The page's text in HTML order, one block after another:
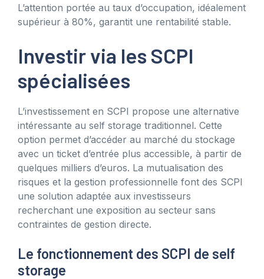
L’attention portée au taux d’occupation, idéalement
supérieur à 80%, garantit une rentabilité stable.
Investir via les SCPI
spécialisées
L’investissement en SCPI propose une alternative
intéressante au self storage traditionnel. Cette
option permet d’accéder au marché du stockage
avec un ticket d’entrée plus accessible, à partir de
quelques milliers d’euros. La mutualisation des
risques et la gestion professionnelle font des SCPI
une solution adaptée aux investisseurs
recherchant une exposition au secteur sans
contraintes de gestion directe.
Le fonctionnement des SCPI de self
storage